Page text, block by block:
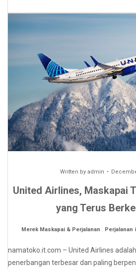
Written by admin
United Airlines, Maskapai
yang Terus
Merek Maskapai & Perjalanan . Perjalanan
namatoko.it.com – United Airlines
penerbangan terbesar dan paling